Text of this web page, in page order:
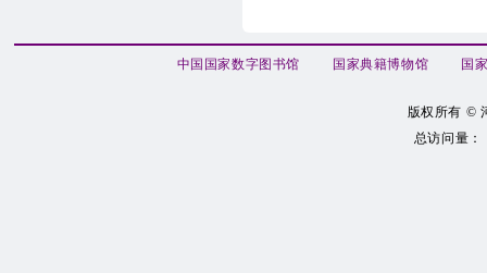
中国国家数字图书馆 国家典籍博物馆 国
版权所有 ©
总访问量：